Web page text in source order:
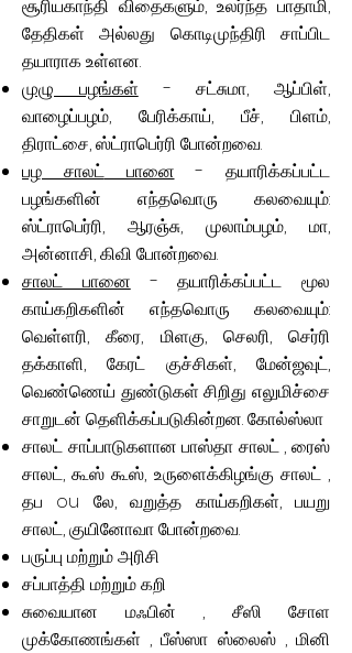
சூரியகாந்தி விதைகளும், உலர்ந்த பாதாமி,
தேதிகள் அல்லது கொடிமுந்திரி சாப்பிட
தயாராக உள்ளன.
முழு பழங்கள் - சட்சுமா, ஆப்பிள்,
வாழைப்பழம், பேரிக்காய், பீச், பிளம்,
திராட்சை, ஸ்ட்ராபெர்ரி போன்றவை.
பழ சாலட்பானை - தயாரிக்கப்பட்ட
பழங்களின் எந்தவொரு கலவையும்:
ஸ்ட்ராபெர்ரி, ஆரஞ்சு, முலாம்பழம், மா,
அன்னாசி, கிவி போன்றவை.
சாலட் பானை - தயாரிக்கப்பட்ட மூல
காய்கறிகளின் எந்தவொரு கலவையும்:
வெள்ளரி, கீரை, மிளகு, செலரி, செர்ரி
தக்காளி, கேரட் குச்சிகள், மேன்ஜவுட்,
வெண்ணெய் துண்டுகள் சிறிது எலுமிச்சை
சாறுடன் தெளிக்கப்படுகின்றன.கோல்ஸ்லா
சாலட் சாப்பாடுகளானபாஸ்தா சாலட், ரைஸ்
சாலட், கூஸ் கூஸ், உருளைக்கிழங்கு சாலட் ,
தப ou லே, வறுத்த காய்கறிகள், பயறு
சாலட், குயினோவா போன்றவை.
பருப்பு மற்றும் அரிசி
சப்பாத்தி மற்றும் கறி
சுவையான மஃபின்
, சீஸி சோள
முக்கோணங்கள் ,பீஸ்ஸா ஸ்லைஸ்,மினி